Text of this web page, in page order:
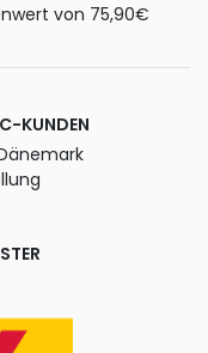
von 75,90€
KUNDEN